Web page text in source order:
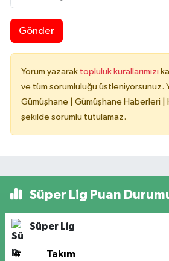
Gönder
Yorum yazarak topluluk kurallarımızı
ve tüm sorumluluğu üstleniyorsunuz.
Gümüşhane | Gümüşhane Haberleri |
şekilde sorumlu tutulamaz.
Süper Lig Puan
Süper Lig
# Takım